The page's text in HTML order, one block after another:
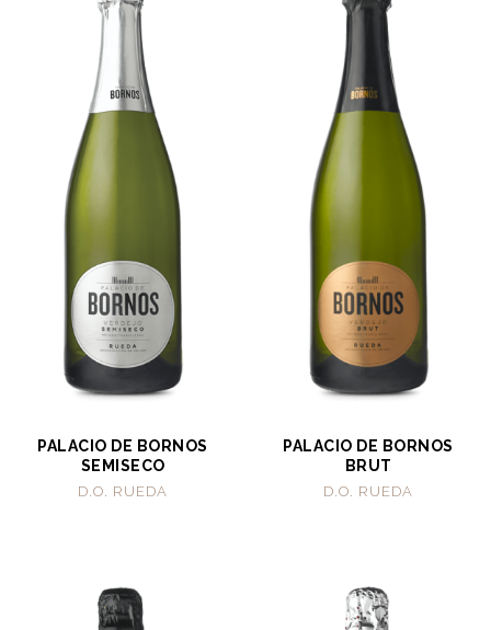
PALACIO DE BORNOS
SEMISECO
D.O. RUEDA
PALACIO DE BORNOS
BRUT
D.O. RUEDA